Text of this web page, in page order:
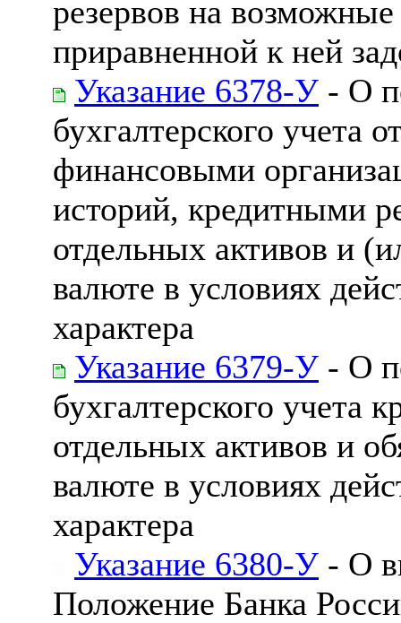
резервов на
приравненной к ней
Указание 6378-У - О
бухгалтерского учета
финансовыми
историй, кредитными
отдельных активов и
валюте в условиях
характера
Указание 6379-У - О
бухгалтерского учета
отдельных активов и
валюте в условиях
характера
Указание 6380-У - О
Положение Банка